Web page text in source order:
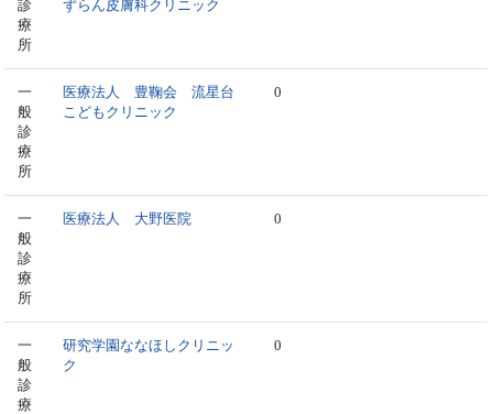
診
療
所
ずらん皮膚科クリニック
一
般
診
療
所
医療法人 豊鞠会 流星台
こどもクリニック
0
一
般
診
療
所
医療法人 大野医院 0
一
般
診
療
研究学園ななほしクリニッ
ク
0